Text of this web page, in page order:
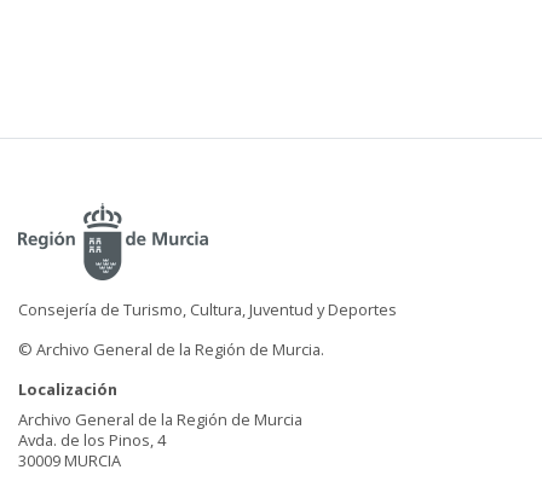
Consejería de Turismo, Cultura, Juventud y Deportes
© Archivo General de la Región de Murcia.
Localización
Archivo General de la Región de Murcia
Avda. de los Pinos, 4
30009 MURCIA